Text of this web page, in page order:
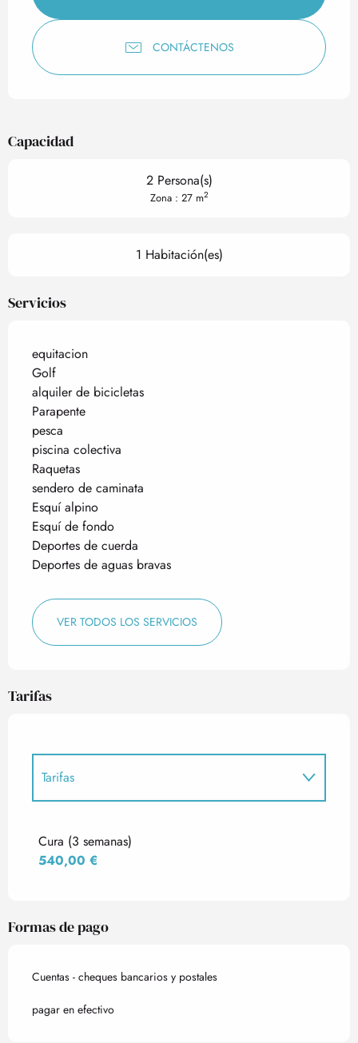
CONTÁCTENOS
Capacidad
2 Persona(s)
Zona : 27 m2
1 Habitación(es)
Servicios
equitacion
Golf
alquiler de bicicletas
Parapente
pesca
piscina colectiva
Raquetas
sendero de caminata
Esquí alpino
Esquí de fondo
Deportes de cuerda
Deportes de aguas bravas
VER TODOS LOS SERVICIOS
Tarifas
Tarifas
Cura (3 semanas)
540,00 €
Formas de pago
Cuentas - cheques bancarios y postales
pagar en efectivo